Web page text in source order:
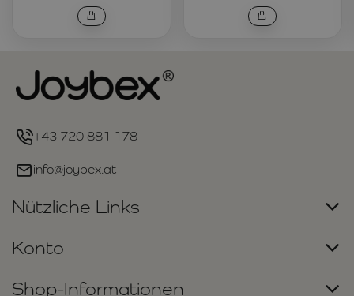
+43 720 881 178
info@joybex.at
Nützliche Links
Konto
Shop-Informationen